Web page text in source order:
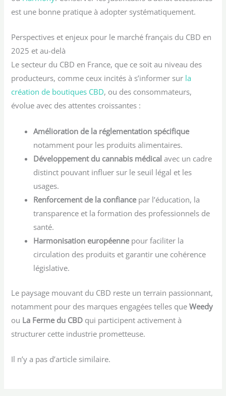
est une bonne pratique à adopter systématiquement.
Perspectives et enjeux pour le marché français du CBD en
2025 et au-delà
Le secteur du CBD en France, que ce soit au niveau des
producteurs, comme ceux incités à s’informer sur la
création de boutiques CBD, ou des consommateurs,
évolue avec des attentes croissantes :
Amélioration de la réglementation spécifique
notamment pour les produits alimentaires.
Développement du cannabis médical avec un cadre
distinct pouvant influer sur le seuil légal et les
usages.
Renforcement de la confiancepar l’éducation, la
transparence et la formation des professionnels de
santé.
Harmonisation européennepour faciliter la
circulation des produits et garantir une cohérence
législative.
Le paysage mouvant du CBD reste un terrain passionnant,
notamment pour des marques engagées telles queWeedy
ou La Ferme du CBD qui participent activement à
structurer cette industrie prometteuse.
Il n’y a pas d’article similaire.